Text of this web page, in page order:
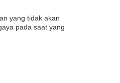
yang tidak akan
pada saat yang